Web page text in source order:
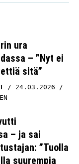
– ”Nyt ei
sitä”
24.03.2026
– ja sai
”Tuolla
suurempia